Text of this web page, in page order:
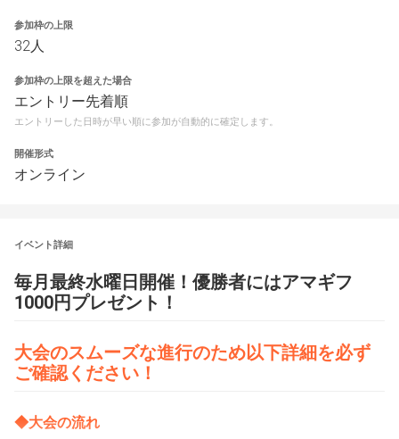
参加枠の上限
32人
参加枠の上限を超えた場合
エントリー先着順
エントリーした日時が早い順に参加が自動的に確定します。
開催形式
オンライン
イベント詳細
毎月最終水曜日開催！優勝者にはアマギフ
1000円プレゼント！
大会のスムーズな進行のため以下詳細を必ず
ご確認ください！
◆大会の流れ